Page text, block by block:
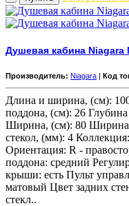
Душевая кабина Niagara
Производитель: Niagara | Код
Длина и ширина, (см):
поддона, (см): 26
Ширина, (см): 80 Ширина
стекол, (мм): 4
Ориентация: R -
поддона: средний
крыши: есть Пульт
матовый Цвет задних
стекл..